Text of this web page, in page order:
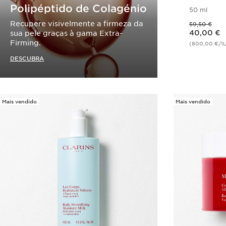
Polipéptido de Colagénio
Recupere visivelmente a firmeza da
sua pele graças à gama Extra-
Firming.
DESCUBRA
50 ml
59,50 €
Preço atual 40,00 €
40,00 €
(800,00 €/
Mais vendido Mais vendido